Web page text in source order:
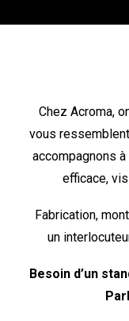
Chez Acroma,
vous
accompagnons
efficace,
Fabrication,
un
Besoin d’un